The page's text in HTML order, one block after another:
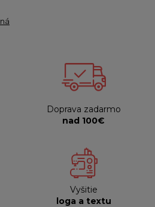
Doprava zadarmo
nad 100€
Vyšitie
loga a textu